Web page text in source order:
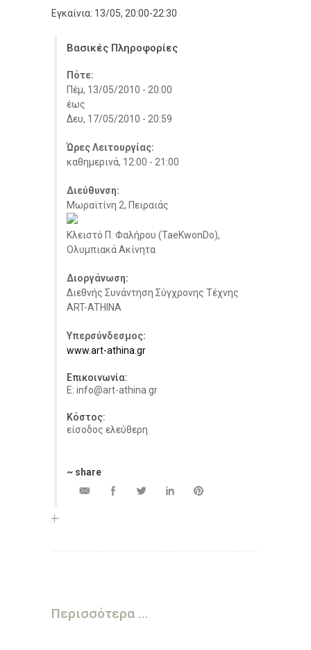
Εγκαίνια: 13/05, 20:00-22:30
Βασικές Πληροφορίες
Πότε:
Πέμ, 13/05/2010 - 20:00
έως
Δευ, 17/05/2010 - 20:59
Ώρες Λειτουργίας:
καθημερινά, 12:00 - 21:00
Διεύθυνση:
Μωραϊτίνη 2, Πειραιάς
Κλειστό Π. Φαλήρου (TaeKwonDo),
Ολυμπιακά Ακίνητα
Διοργάνωση:
Διεθνής Συνάντηση Σύγχρονης Τέχνης
ART-ATHINA
Υπερσύνδεσμος:
www.art-athina.gr
Επικοινωνία:
E: info@art-athina.gr
Κόστος:
είσοδος ελεύθερη
~ share
Περισσότερα ...